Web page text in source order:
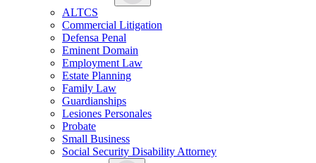
ALTCS
Commercial Litigation
Defensa Penal
Eminent Domain
Employment Law
Estate Planning
Family Law
Guardianships
Lesiones Personales
Probate
Small Business
Social Security Disability Attorney